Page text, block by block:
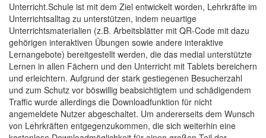
Unterricht.Schule ist mit dem Ziel entwickelt worden, Lehrkräfte im
Unterrichtsalltag zu unterstützen, indem neuartige
Unterrichtsmaterialien (z.B. Arbeitsblätter mit QR-Code mit dazu
gehörigen interaktiven Übungen sowie andere interaktive
Lernangebote) bereitgestellt werden, die das medial unterstützte
Lernen in allen Fächern und den Unterricht mit Tablets bereichern
und erleichtern. Aufgrund der stark gestiegenen Besucherzahl
und zum Schutz vor böswillig beabsichtigtem und schädigendem
Traffic wurde allerdings die Downloadfunktion für nicht
angemeldete Nutzer abgeschaltet. Um andererseits dem Wunsch
von Lehrkräften entgegenzukommen, die sich weiterhin eine